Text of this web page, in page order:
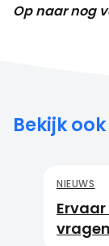
Op naar nog
Bekijk ook
NIEUWS